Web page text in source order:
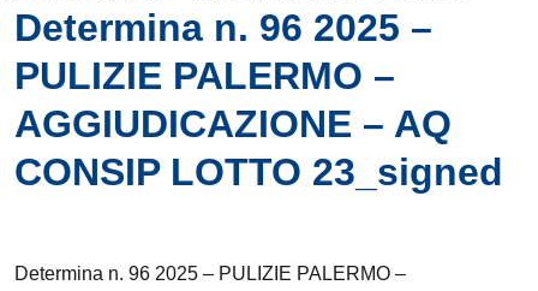
Determina n. 96 2025 –
PULIZIE PALERMO –
AGGIUDICAZIONE – AQ
CONSIP LOTTO 23_signed
Determina n. 96 2025 – PULIZIE PALERMO –